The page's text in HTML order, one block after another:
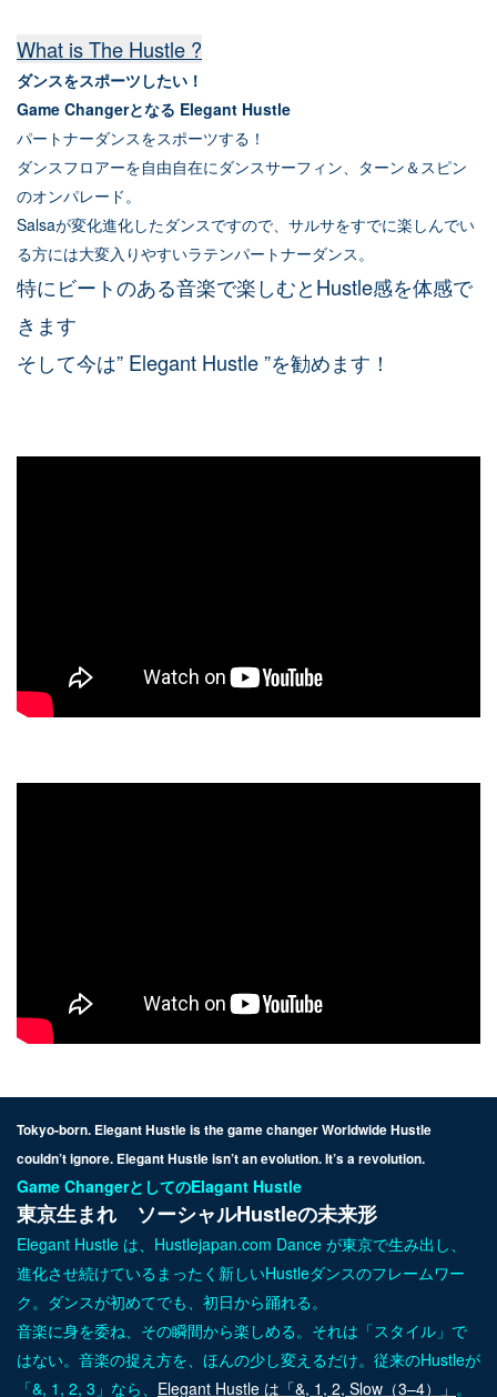
What is The Hustle ?
ダンスをスポーツしたい！
Game Changerとなる Elegant Hustle
パートナーダンスをスポーツする！
ダンスフロアーを自由自在にダンスサーフィン、ターン＆スピン
のオンパレード。
Salsaが変化進化したダンスですので、サルサをすでに楽しんでい
る方には大変入りやすいラテンパートナーダンス。
特にビートのある音楽で楽しむとHustle感を体感で
きます
そして今は” Elegant Hustle ”を勧めます！
Tokyo-born. Elegant Hustle is the game changer Worldwide Hustle
couldn’t ignore. Elegant Hustle isn’t an evolution. It’s a revolution.
Game ChangerとしてのElagant Hustle
東京生まれ ソーシャルHustleの未来形
Elegant Hustle は、Hustlejapan.com Dance が東京で生み出し、
進化させ続けている まったく新しいHustleダンスのフレームワー
ク。ダンスが初めてでも、初日から踊れる。
音楽に身を委ね、その瞬間から楽しめる。それは「スタイル」で
はない。音楽の捉え方を、ほんの少し変えるだけ。従来のHustleが
「&, 1, 2, 3」なら、 Elegant Hustle は「&, 1, 2, Slow（3–4）」 。